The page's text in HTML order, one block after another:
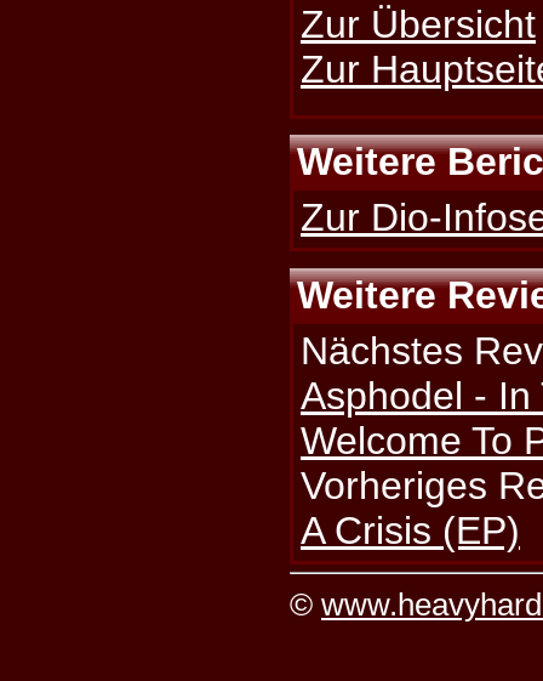
Zur Übersicht
Zur
Weitere
Zur Dio-
Weitere
Nächstes
Asphodel -
Welcome To
Vorheriges
A Crisis (EP)
©